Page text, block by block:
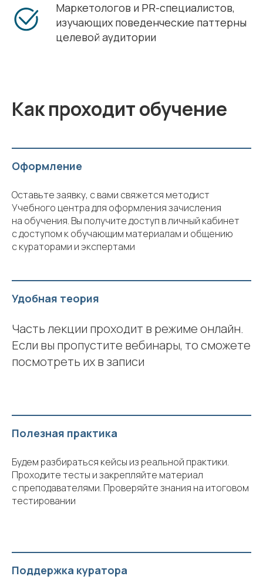
Маркетологов и PR-специалистов,
изучающих поведенческие паттерны
целевой аудитории
Как проходит обучение
Оформление
Оставьте заявку, с вами свяжется методист
Учебного центра для оформления зачисления
на обучения. Вы получите доступ в личный кабинет
с доступом к обучающим материалам и общению
с кураторами и экспертами
Удобная теория
Часть лекции проходит в режиме онлайн.
Если вы пропустите вебинары, то сможете
посмотреть их в записи
Полезная практика
Будем разбираться кейсы из реальной практики.
Проходите тесты и закрепляйте материал
с преподавателями. Проверяйте знания на итоговом
тестировании
Поддержка куратора